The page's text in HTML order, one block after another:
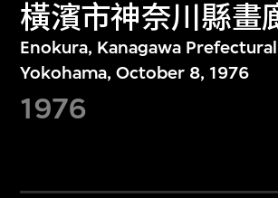
橫濱市神奈川縣畫
Enokura, Kanagawa
Yokohama, October 8, 1976
1976